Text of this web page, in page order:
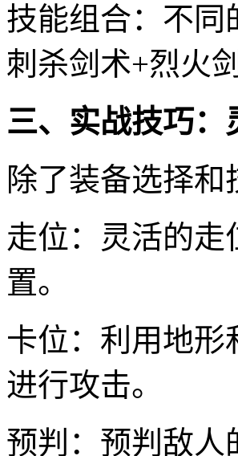
技能组合：不同
刺杀剑术+烈火
三、实战技巧：
除了装备选择
走位：灵活的走
置。
卡位：利用地形
进行攻击。
预判：预判敌人